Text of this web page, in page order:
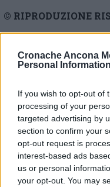
Cronache Ancona
Personal Information
If you wish to opt-out of
processing of your
targeted advertising by
section to confirm your
opt-out request is
interest-based ads
us or personal
your opt-out. You may
© RIPRODUZIONE
Commenti
Nessun commento